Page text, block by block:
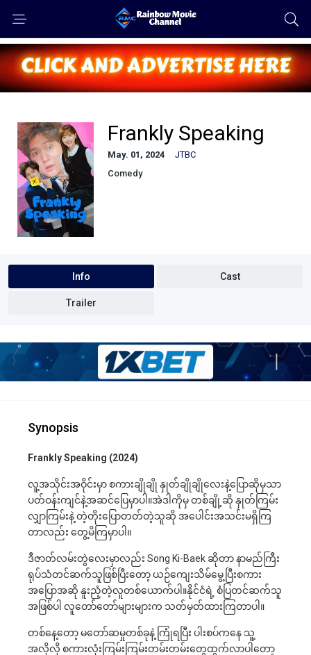
Frankly Speaking
May. 01, 2024
JTBC
Comedy
Info Cast
Trailer
Synopsis
Frankly Speaking (2024)
လူ့အသိုင်းအဝိုင်းမှာ စကားချိုချို နှုတ်ချိုချိုလေးနဲ့ပြောဆိုမှသာ
ပတ်ဝန်းကျင်နဲ့အဆင်ပြေမှာပါ။အဲဒါကိုမှ တစ်ချို့ဆို နှုတ်ကြမ်း
လျှာကြမ်းနဲ့ တဲ့တိုးပြောတတ်တဲ့သူဆို အပေါင်းအသင်းမရှိကြ
တာလည်း တွေ့မိကြမှာပါ။
ဒီဇာတ်လမ်းတွဲလေးမှာလည်း Song Ki-Baek ဆိုတာ နာမည်ကြီး
ရုပ်သံတင်ဆက်သူဖြစ်ပြီးတော့ ယဉ်ကျေးသိမ်မွေ့ပြီးစကား
အပြောအဆို နူးညံ့တဲ့လူတစ်ယောက်ပါ။နိုင်ငံရဲ့ စံပြတင်ဆက်သူ
အဖြစ်ပါ လူတော်တော်များများက သတ်မှတ်ထားကြတာပါ။
တစ်နေ့တော့ မတော်ဆမှုတစ်ခုနဲ့ ကြုံရပြီး ပါးစပ်ကနေ သူ့
အလိုလို စကားလုံးကြမ်းကြမ်းတမ်းတမ်းတွေထွက်လာပါတော့